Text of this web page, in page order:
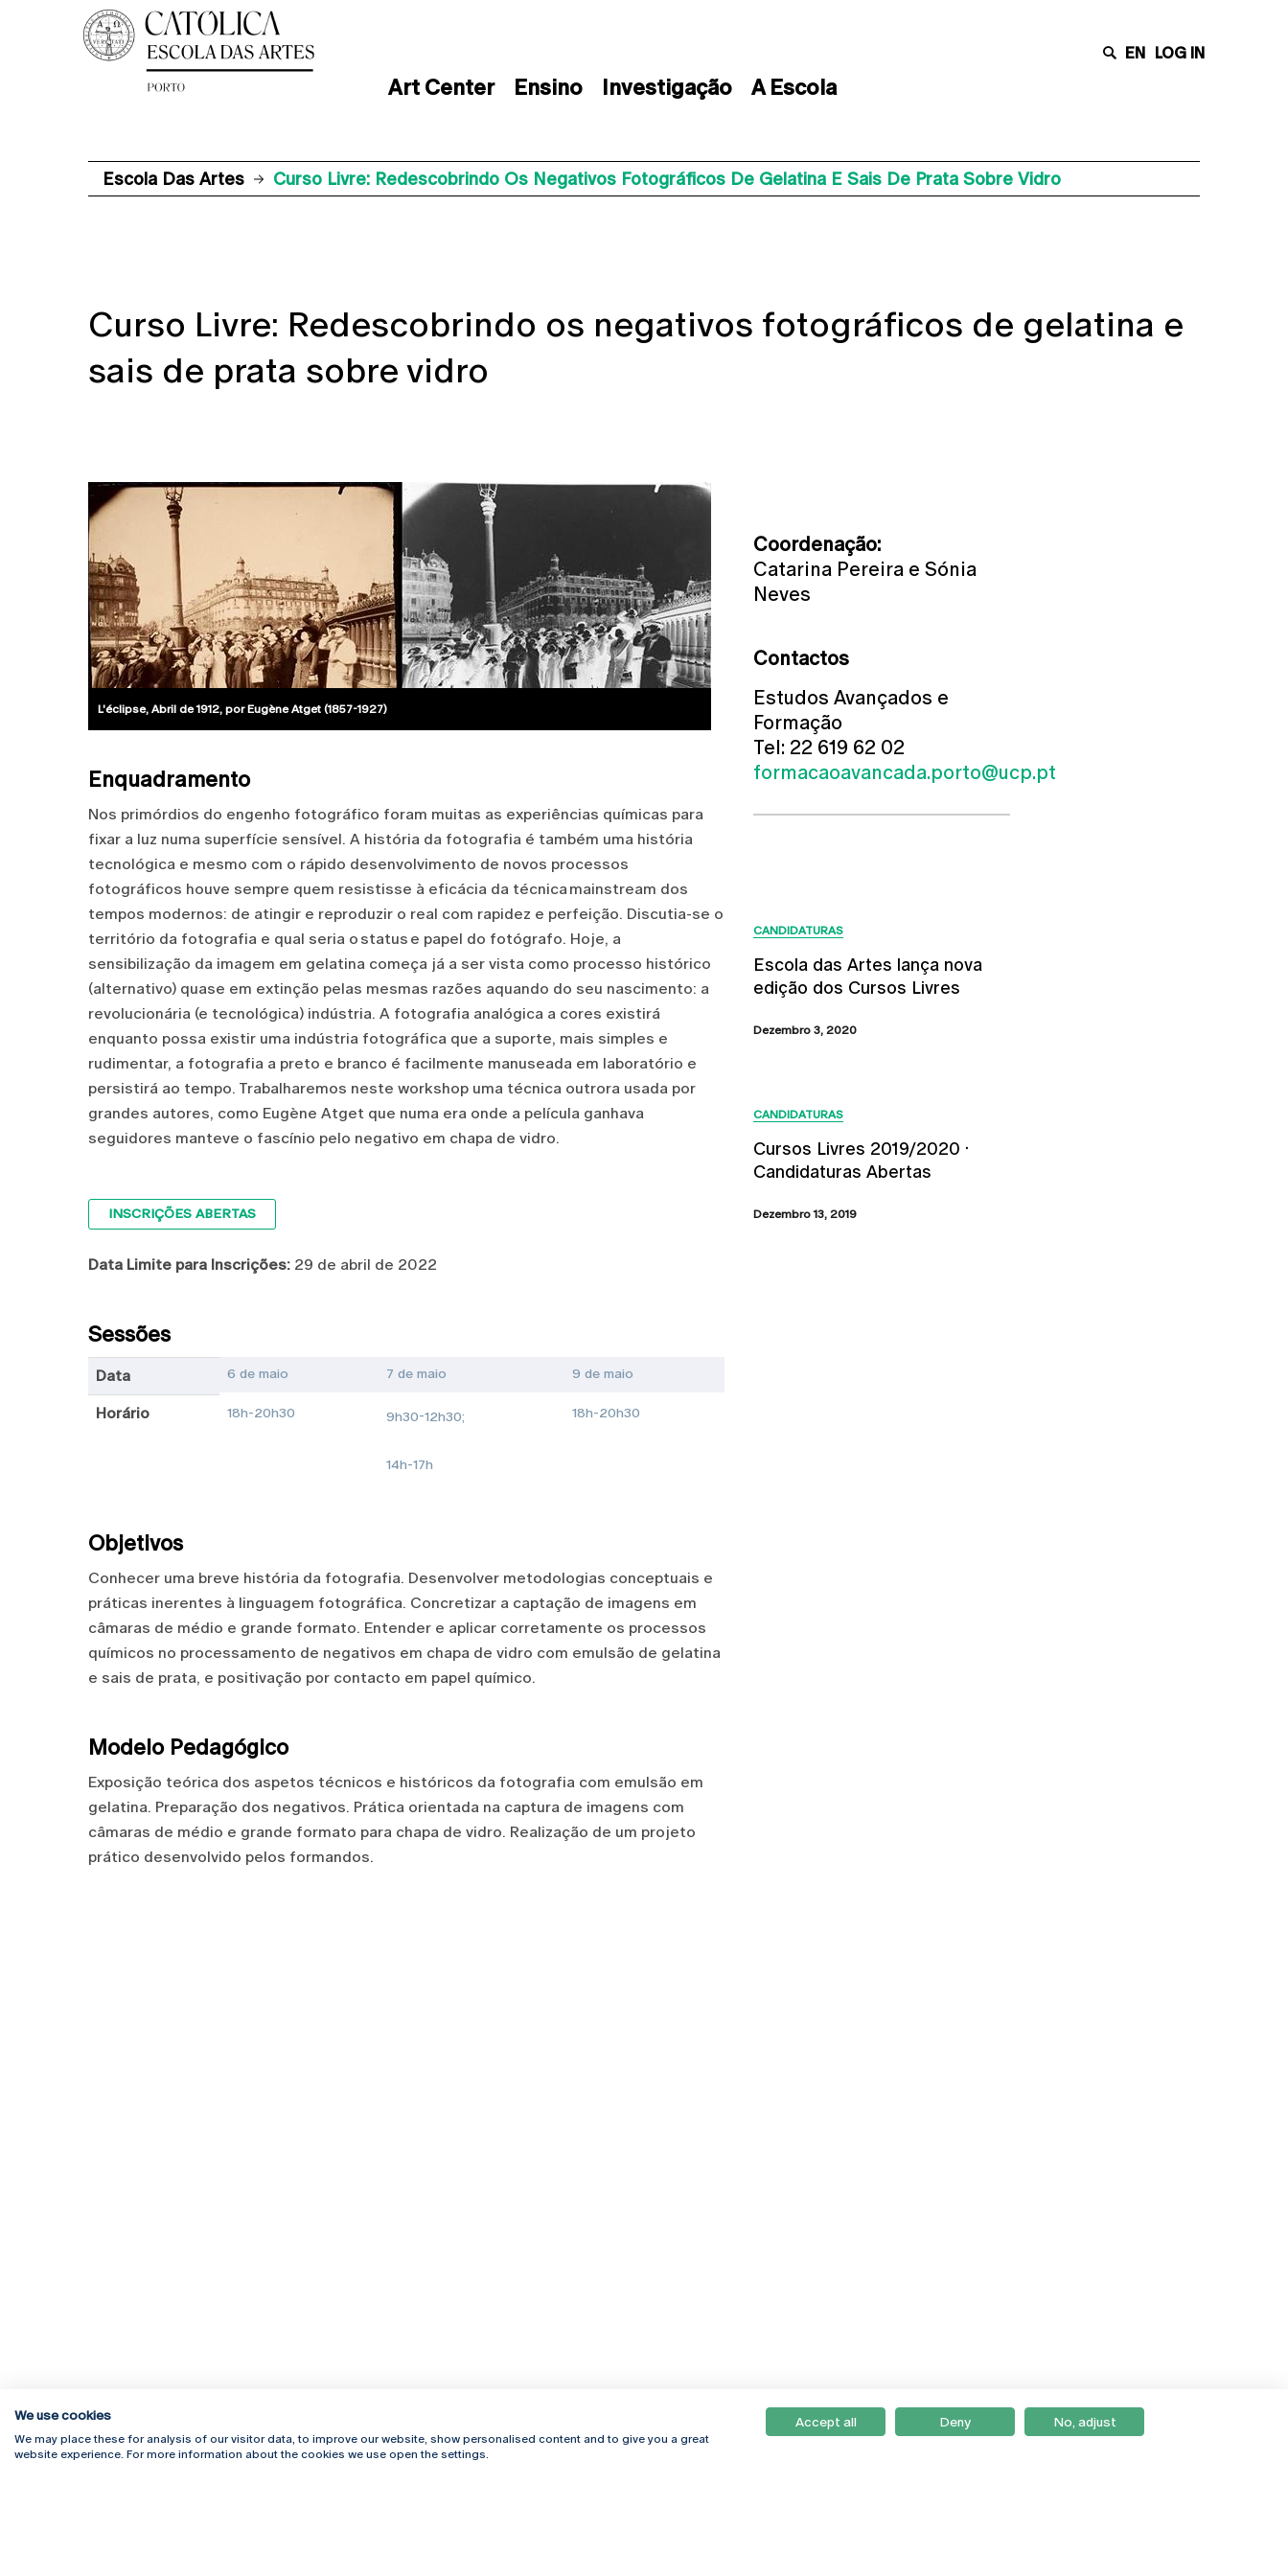
Art Center Ensino Investigação A Escola
EN LOG IN
Escola Das Artes Curso Livre: Redescobrindo Os Negativos Fotográficos De Gelatina E Sais De Prata Sobre Vidro
Curso Livre: Redescobrindo os negativos fotográficos de gelatina e
sais de prata sobre vidro
L'éclipse, Abril de 1912, por Eugène Atget (1857-1927)
Enquadramento
Nos primórdios do engenho fotográfico foram muitas as experiências químicas para
fixar a luz numa superfície sensível. A história da fotografia é também uma história
tecnológica e mesmo com o rápido desenvolvimento de novos processos
fotográficos houve sempre quem resistisse à eficácia da técnica mainstream dos
tempos modernos: de atingir e reproduzir o real com rapidez e perfeição. Discutia-se o
território da fotografia e qual seria o status e papel do fotógrafo. Hoje, a
sensibilização da imagem em gelatina começa já a ser vista como processo histórico
(alternativo) quase em extinção pelas mesmas razões aquando do seu nascimento: a
revolucionária (e tecnológica) indústria. A fotografia analógica a cores existirá
enquanto possa existir uma indústria fotográfica que a suporte, mais simples e
rudimentar, a fotografia a preto e branco é facilmente manuseada em laboratório e
persistirá ao tempo. Trabalharemos neste workshop uma técnica outrora usada por
grandes autores, como Eugène Atget que numa era onde a película ganhava
seguidores manteve o fascínio pelo negativo em chapa de vidro.
INSCRIÇÕES ABERTAS
Data Limite para Inscrições: 29 de abril de 2022
Sessões
Data 6 de maio 7 de maio 9 de maio
Horário 18h-20h30 9h30-12h30;
14h-17h
18h-20h30
Objetivos
Conhecer uma breve história da fotografia. Desenvolver metodologias conceptuais e
práticas inerentes à linguagem fotográfica. Concretizar a captação de imagens em
câmaras de médio e grande formato. Entender e aplicar corretamente os processos
químicos no processamento de negativos em chapa de vidro com emulsão de gelatina
e sais de prata, e positivação por contacto em papel químico.
Modelo Pedagógico
Exposição teórica dos aspetos técnicos e históricos da fotografia com emulsão em
gelatina. Preparação dos negativos. Prática orientada na captura de imagens com
câmaras de médio e grande formato para chapa de vidro. Realização de um projeto
prático desenvolvido pelos formandos.
Coordenação:
Catarina Pereira e Sónia
Neves
Contactos
Estudos Avançados e
Formação
Tel: 22 619 62 02
formacaoavancada.porto@ucp.pt
CANDIDATURAS
Escola das Artes lança nova
edição dos Cursos Livres
Dezembro 3, 2020
CANDIDATURAS
Cursos Livres 2019/2020 ·
Candidaturas Abertas
Dezembro 13, 2019
Rua Diogo Botelho 1327
Campus Online
We use cookies
We may place these for analysis of our visitor data, to improve our website, show personalised content and to give you a great
website experience. For more information about the cookies we use open the settings.
Accept all Deny No, adjust